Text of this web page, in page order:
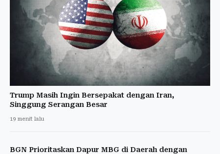
Trump Masih Ingin Bersepakat dengan Iran,
Singgung Serangan Besar
19 menit lalu
BGN Prioritaskan Dapur MBG di Daerah dengan